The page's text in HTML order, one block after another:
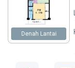
Denah Lantai